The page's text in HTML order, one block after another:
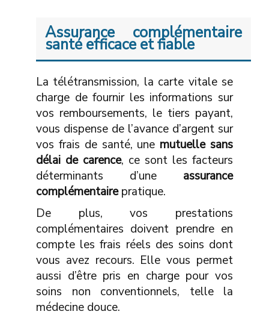
Assurance complémentaire
santé efficace et fiable
La télétransmission, la carte vitale se
charge de fournir les informations sur
vos remboursements, le tiers payant,
vous dispense de l’avance d’argent sur
vos frais de santé, une mutuelle sans
délai de carence, ce sont les facteurs
déterminants d’une assurance
complémentairepratique.
De plus, vos prestations
complémentaires doivent prendre en
compte les frais réels des soins dont
vous avez recours. Elle vous permet
aussi d’être pris en charge pour vos
soins non conventionnels, telle la
médecine douce.